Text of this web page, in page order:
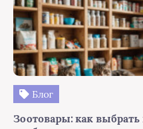
Блог
Зоотовары: как выбрать